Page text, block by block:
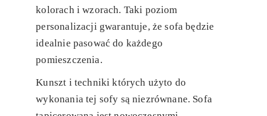
kolorach i wzorach. Taki poziom
personalizacji gwarantuje, że sofa będzie
idealnie pasować do każdego
pomieszczenia.
Kunszt i techniki których użyto do
wykonania tej sofy są niezrównane. Sofa